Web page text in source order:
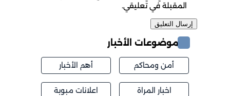
المقبلة في تعليقي.
موضوعات الأخبار
أمن ومحاكم أهم الأخبار
اخبار المراة اعلانات مبوبة